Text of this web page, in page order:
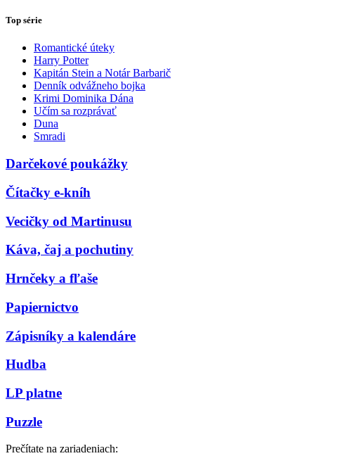
Top série
Romantické úteky
Harry Potter
Kapitán Stein a Notár Barbarič
Denník odvážneho bojka
Krimi Dominika Dána
Učím sa rozprávať
Duna
Smradi
Darčekové poukážky
Čítačky e-kníh
Vecičky od Martinusu
Káva, čaj a pochutiny
Hrnčeky a fľaše
Papiernictvo
Zápisníky a kalendáre
Hudba
LP platne
Puzzle
Prečítate na zariadeniach: